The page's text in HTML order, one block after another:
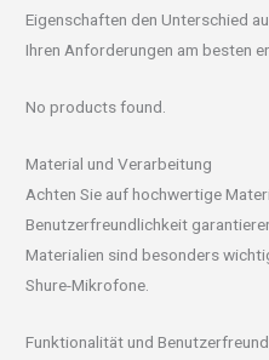
Eigenschaften den Unterschied
Ihren Anforderungen am besten
No products found.
Material und Verarbeitung
Achten Sie auf hochwertige
Benutzerfreundlichkeit
Materialien sind besonders
Shure-Mikrofone.
Funktionalität und